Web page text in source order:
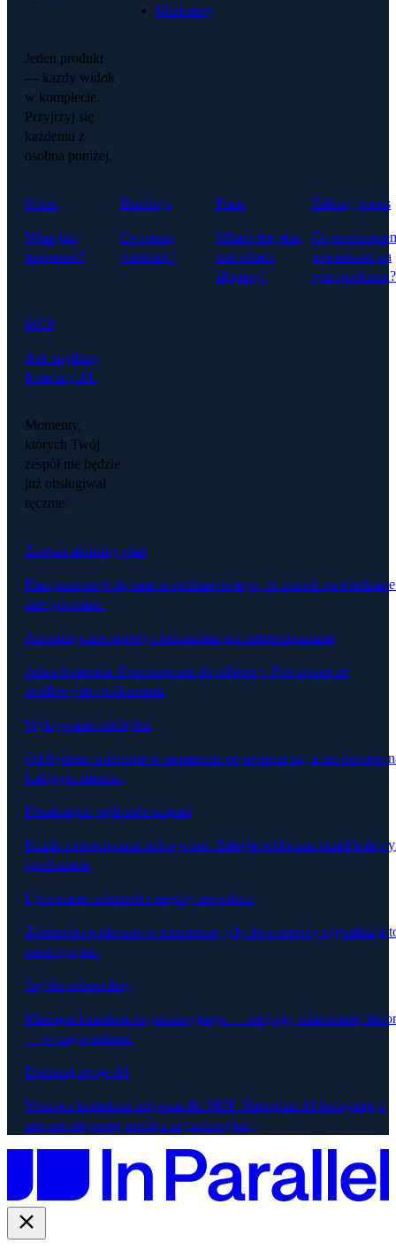
Marketing
Jeden produkt
— każdy widok
w komplecie.
Przyjrzyj się
każdemu z
osobna poniżej.
Notes
What just
happened?
Briefings
Co muszę
wiedzieć?
Plans
What's the plan,
and what's
slipping?
Talking points
Co
powiedzieć na
tym spotkaniu?
MCP
Ask anything
from any AI.
Momenty,
których Twój
zespół nie będzie
już obsługiwał
ręcznie.
Zawsze aktualny plan
Plan przepisuje się sam na podstawie tego, co zostało
zdecydowane.
Automatyczne raporty i komunikacja z interesariuszami
Jedna komenda. Dostosowane do odbiorcy. Powiązane ze
źródłowymi spotkaniami.
Wykrywanie odchyleń
Odchylenia widoczne w momencie pojawienia się, a nie dopiero
kolejnym steerco.
Domknięcie pętli zobowiązań
Każde zobowiązanie uchwycone. Zaległe widoczne przed
spotkaniem.
Ujawnianie zależności między zespołami
Zależności widoczne w momencie, gdy dwa zespoły sygnalizują
samo ryzyko.
Szybki onboarding
Miesiące kontekstu organizacyjnego — decyzje, właściciele,
— w ciągu sekund.
Dostosuj swoje AI
Warstwa kontekstu natywna dla MCP. Narzędzia AI korzystają z
zawsze aktywnej pamięci organizacyjnej.